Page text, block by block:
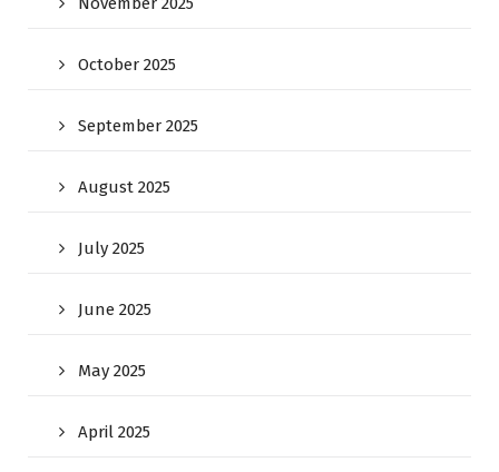
October 2025
September 2025
August 2025
July 2025
June 2025
May 2025
April 2025